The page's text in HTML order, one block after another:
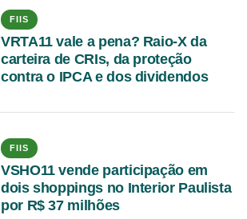
FIIS
VRTA11 vale a pena? Raio-X da
carteira de CRIs, da proteção
contra o IPCA e dos dividendos
FIIS
VSHO11 vende participação em
dois shoppings no Interior Paulista
por R$ 37 milhões